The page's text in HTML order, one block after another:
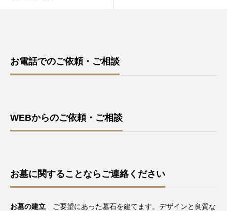
お電話でのご依頼・ご相談
WEBからのご依頼・ご相談
お墓に関することならご連絡ください
お墓の建立 ご要望にあった墓石を建てます。デザインと良質な